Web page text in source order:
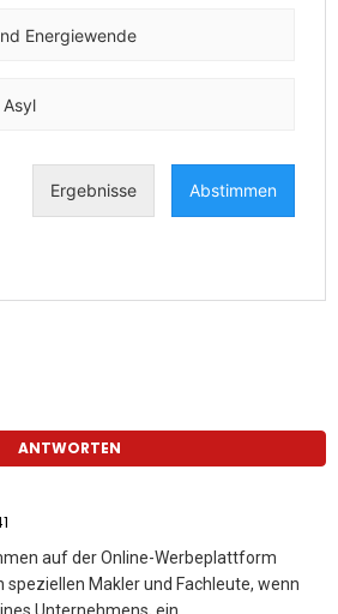
ANTWORTEN
auf der Online-Werbeplattform
speziellen Makler und Fachleute, wenn
Unternehmens, ein